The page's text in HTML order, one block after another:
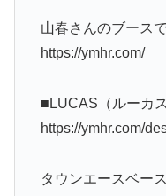
山春さんのブースで
https://ymhr.com/
■LUCAS（ルーカス
https://ymhr.com/
タウンエースベー